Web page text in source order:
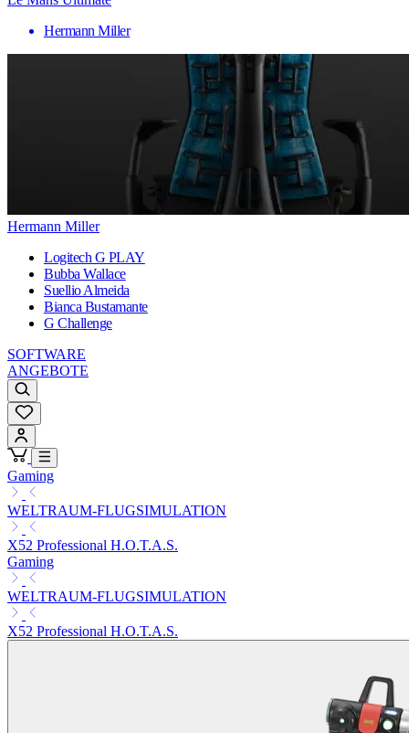
Hermann Miller
Hermann Miller
Logitech G PLAY
Bubba Wallace
Suellio Almeida
Bianca Bustamante
G Challenge
SOFTWARE
ANGEBOTE
Gaming
WELTRAUM-FLUGSIMULATION
X52 Professional H.O.T.A.S.
Gaming
WELTRAUM-FLUGSIMULATION
X52 Professional H.O.T.A.S.